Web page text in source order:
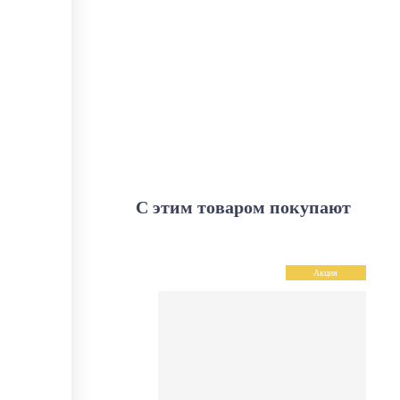
С этим товаром покупают
Акция